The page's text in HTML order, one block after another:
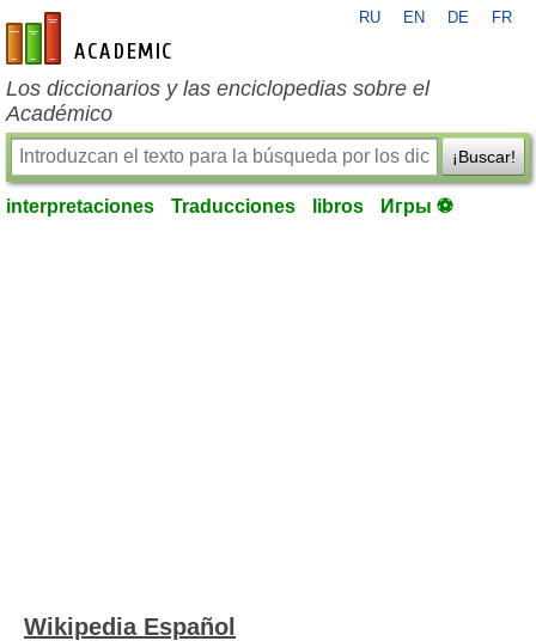
es-academic.com
RU EN DE FR
Los diccionarios y las enciclopedias sobre el
Académico
¡Buscar!
interpretaciones Traducciones libros Игры ⚽
Wikipedia Español